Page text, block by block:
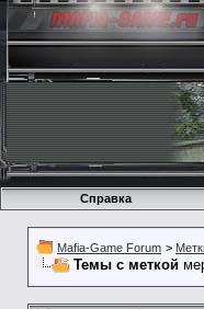
Справка
Mafia-Game Forum >
Темы с меткой